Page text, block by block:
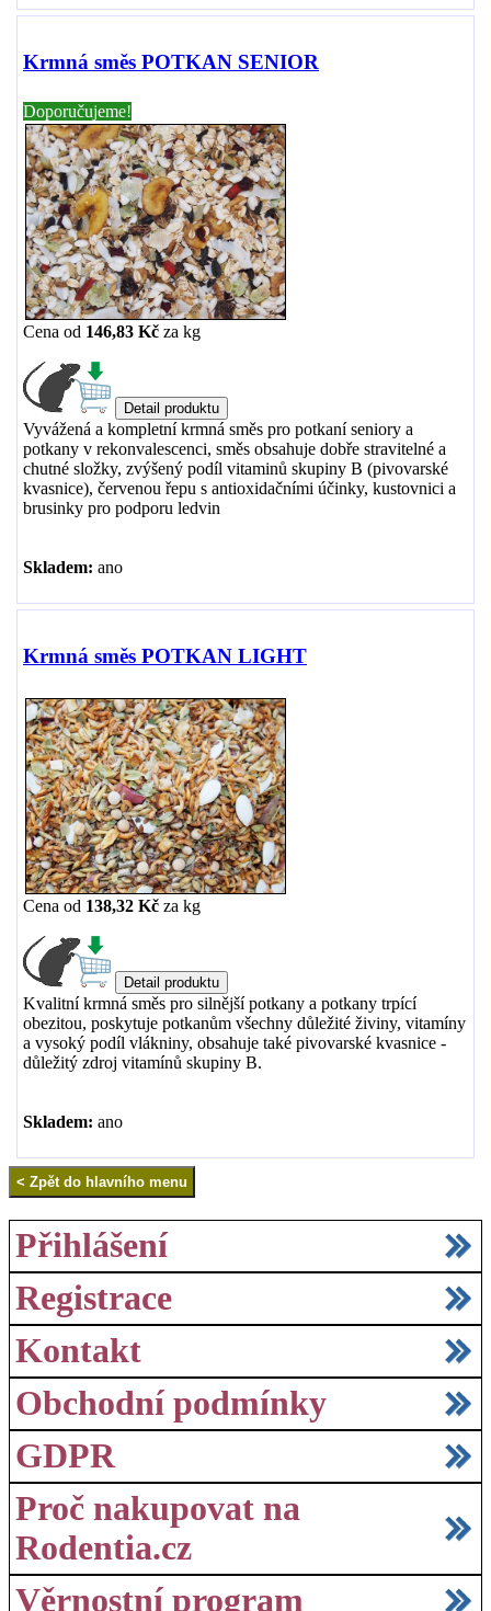
Krmná směs POTKAN SENIOR
Doporučujeme!
Cena od 146,83 Kč za kg
Vyvážená a kompletní krmná směs pro potkaní seniory a
potkany v rekonvalescenci, směs obsahuje dobře stravitelné a
chutné složky, zvýšený podíl vitaminů skupiny B (pivovarské
kvasnice), červenou řepu s antioxidačními účinky, kustovnici a
brusinky pro podporu ledvin
Skladem: ano
Krmná směs POTKAN LIGHT
Cena od 138,32 Kč za kg
Kvalitní krmná směs pro silnější potkany a potkany trpící
obezitou, poskytuje potkanům všechny důležité živiny, vitamíny
a vysoký podíl vlákniny, obsahuje také pivovarské kvasnice -
důležitý zdroj vitamínů skupiny B.
Skladem: ano
Přihlášení
Registrace
Kontakt
Obchodní podmínky
GDPR
Proč nakupovat na
Rodentia.cz
Věrnostní program